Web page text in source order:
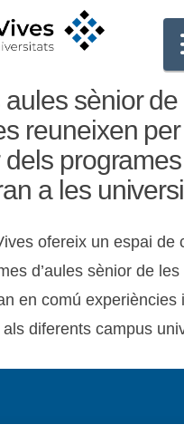
aules sènior
reuneixen
dels
a les
ofereix un espai de
d’aules sènior de
en comú experiències
diferents campus